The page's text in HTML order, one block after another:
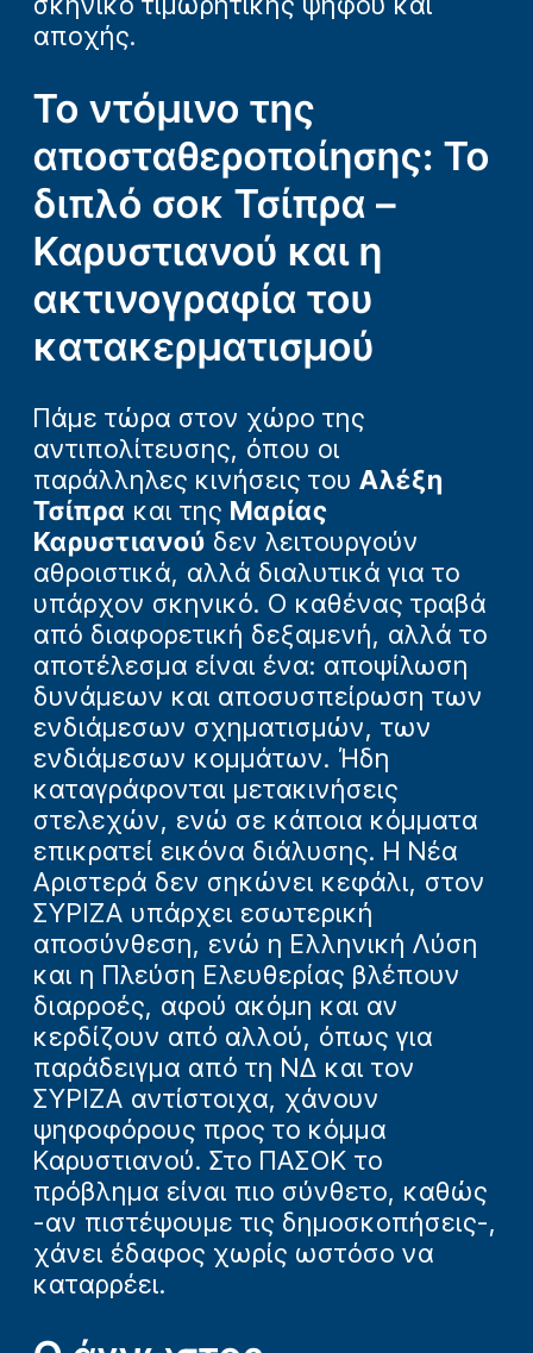
αποχής.
Το ντόμινο της
αποσταθεροποίησης: Το
διπλό σοκ Τσίπρα –
Καρυστιανού και η
ακτινογραφία του
κατακερματισμού
Πάμε τώρα στον χώρο της
αντιπολίτευσης, όπου οι
παράλληλες κινήσεις του Αλέξη
Τσίπρα και της Μαρίας
Καρυστιανού δεν λειτουργούν
αθροιστικά, αλλά διαλυτικά για το
υπάρχον σκηνικό. Ο καθένας τραβά
από διαφορετική δεξαμενή, αλλά το
αποτέλεσμα είναι ένα: αποψίλωση
δυνάμεων και αποσυσπείρωση των
ενδιάμεσων σχηματισμών, των
ενδιάμεσων κομμάτων. Ήδη
καταγράφονται μετακινήσεις
στελεχών, ενώ σε κάποια κόμματα
επικρατεί εικόνα διάλυσης. Η Νέα
Αριστερά δεν σηκώνει κεφάλι, στον
ΣΥΡΙΖΑ υπάρχει εσωτερική
αποσύνθεση, ενώ η Ελληνική Λύση
και η Πλεύση Ελευθερίας βλέπουν
διαρροές, αφού ακόμη και αν
κερδίζουν από αλλού, όπως για
παράδειγμα από τη ΝΔ και τον
ΣΥΡΙΖΑ αντίστοιχα, χάνουν
ψηφοφόρους προς το κόμμα
Καρυστιανού. Στο ΠΑΣΟΚ το
πρόβλημα είναι πιο σύνθετο, καθώς
-αν πιστέψουμε τις δημοσκοπήσεις-,
χάνει έδαφος χωρίς ωστόσο να
καταρρέει.